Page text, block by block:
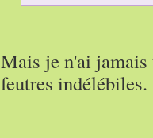
Mais je n'ai jamais
feutres indélébiles.